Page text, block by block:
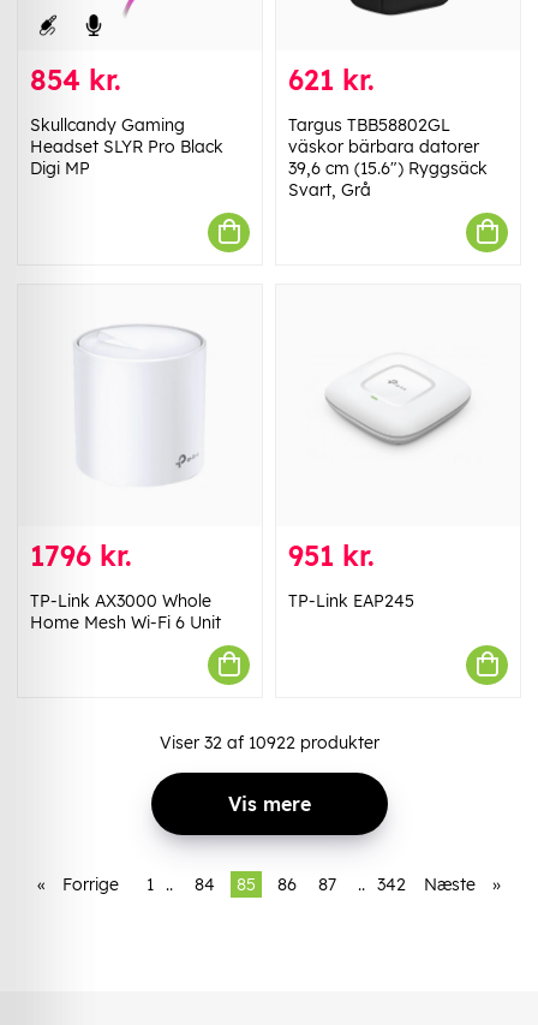
854 kr.
Skullcandy Gaming
Headset SLYR Pro Black
Digi MP
621 kr.
Targus TBB58802GL
väskor bärbara datorer
39,6 cm (15.6") Ryggsäck
Svart, Grå
1796 kr.
TP-Link AX3000 Whole
Home Mesh Wi-Fi 6 Unit
951 kr.
TP-Link EAP245
Viser 32af 10922produkter
Vis mere
« Forrige 1 .. 84 85 86 87 .. 342 Næste »